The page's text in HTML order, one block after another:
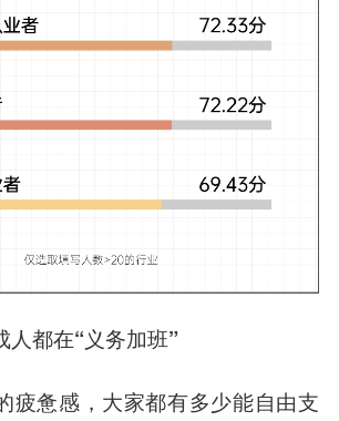
人都在“义务加班”
疲惫感，大家都有多少能自由支